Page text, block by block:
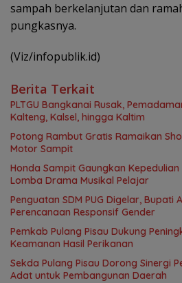
sampah berkelanjutan dan
pungkasnya.
(Viz/infopublik.id)
Berita Terkait
PLTGU Bangkanai Rusak,
Kalteng, Kalsel, hingga Kaltim
Potong Rambut Gratis Ramaikan
Motor Sampit
Honda Sampit Gaungkan
Lomba Drama Musikal Pelajar
Penguatan SDM PUG Digelar, Bupati
Perencanaan Responsif Gender
Pemkab Pulang Pisau Dukung
Keamanan Hasil Perikanan
Sekda Pulang Pisau Dorong Sinergi
Adat untuk Pembangunan Daerah